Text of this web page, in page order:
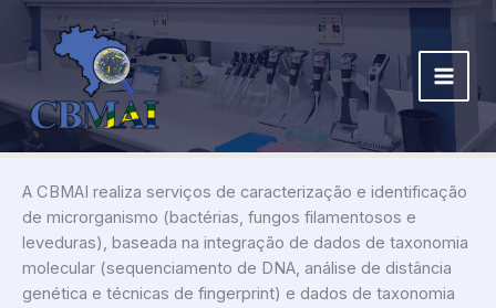
A CBMAI realiza serviços de caracterização e identificação
de microrganismo (bactérias, fungos filamentosos e
leveduras), baseada na integração de dados de taxonomia
molecular (sequenciamento de DNA, análise de distância
genética e técnicas de fingerprint) e dados de taxonomia